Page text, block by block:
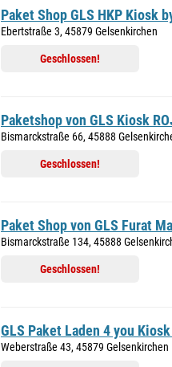
Paket Shop GLS HKP Kiosk
Ebertstraße 3, 45879 Gelsenkirchen
Geschlossen!
Paketshop von GLS Kiosk
Bismarckstraße 66, 45888
Geschlossen!
Paket Shop von GLS Furat
Bismarckstraße 134, 45888
Geschlossen!
GLS Paket Laden 4 you
Weberstraße 43, 45879 Gelsenkirchen